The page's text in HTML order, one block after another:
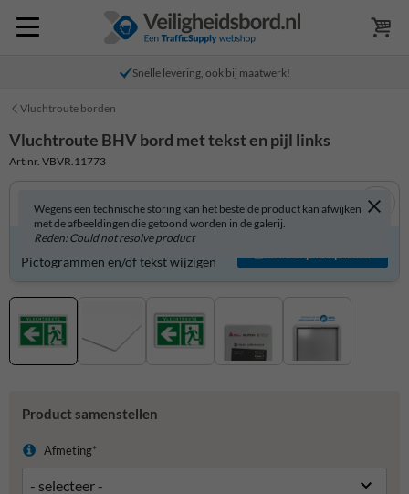
Snelle levering, ook bij maatwerk!
Vluchtroute borden
Vluchtroute BHV bord met tekst en pijl links
Art.nr. VBVR.11773
Wegens een technische storing kan het bestelde product kan afwijken
met de afbeeldingen die getoond worden in de galerij.
Reden: Could not resolve product
Product zelf aanpassen?
Pictogrammen en/of tekst wijzigen
Ontwerp aanpassen
Product samenstellen
Afmeting*